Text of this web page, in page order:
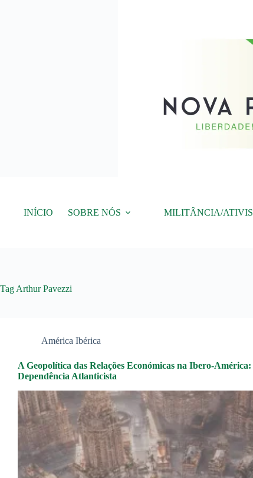
INÍCIO SOBRE NÓS MILITÂNCIA/
Tag Arthur Pavezzi
América Ibérica
A Geopolítica das Relações Económicas na Ibero-
Dependência Atlanticista